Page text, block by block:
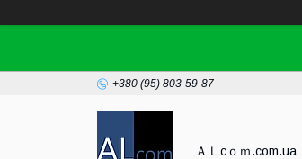
+380 (95) 803-59-87
ＡＬcｏｍ.com.ua